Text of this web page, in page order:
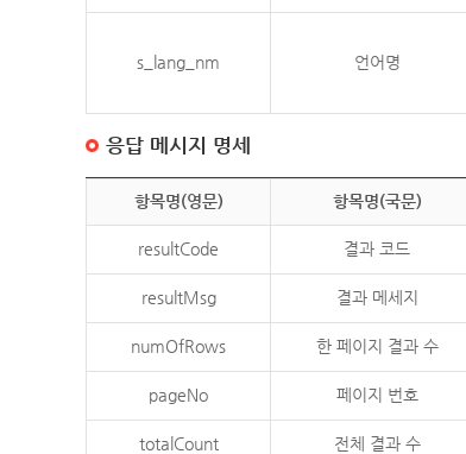
s_lang_nm 언어명
응답 메시지 명세
항목명(영문) 항목명(국문)
resultCode 결과 코드
resultMsg 결과 메세지
numOfRows 한 페이지 결과 수
pageNo 페이지 번호
totalCount 전체 결과 수